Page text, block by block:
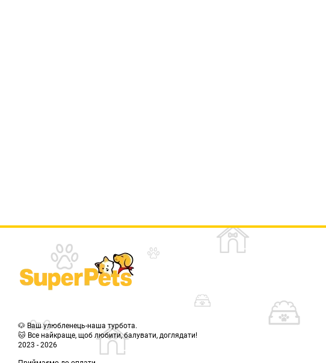
🐶 Ваш улюбленець-наша турбота.
🐱 Все найкраще, щоб любити, балувати, доглядати!
2023 - 2026